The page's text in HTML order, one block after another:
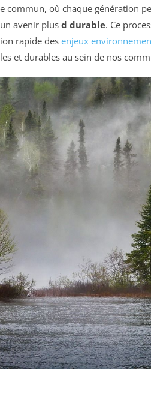
commun, où chaque génération
avenir plus d durable. Ce
rapide des enjeux
et durables au sein de nos